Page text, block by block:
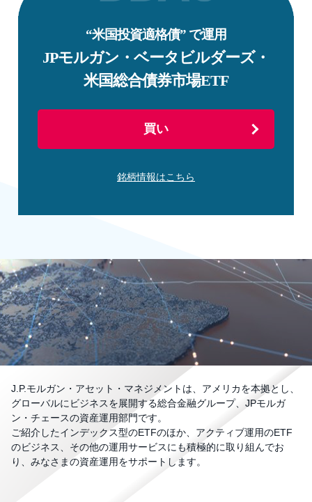
“米国投資適格債” で運用
JPモルガン・ベータビルダーズ・
米国総合債券市場ETF
買い
銘柄情報はこちら
J.P.モルガン・アセット・マネジメントは、アメリカを本拠とし、
グローバルにビジネスを展開する総合金融グループ、JPモルガ
ン・チェースの資産運用部門です。
ご紹介したインデックス型のETFのほか、アクティブ運用のETF
のビジネス、その他の運用サービスにも積極的に取り組んでお
り、みなさまの資産運用をサポートします。